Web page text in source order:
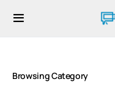
Browsing Category